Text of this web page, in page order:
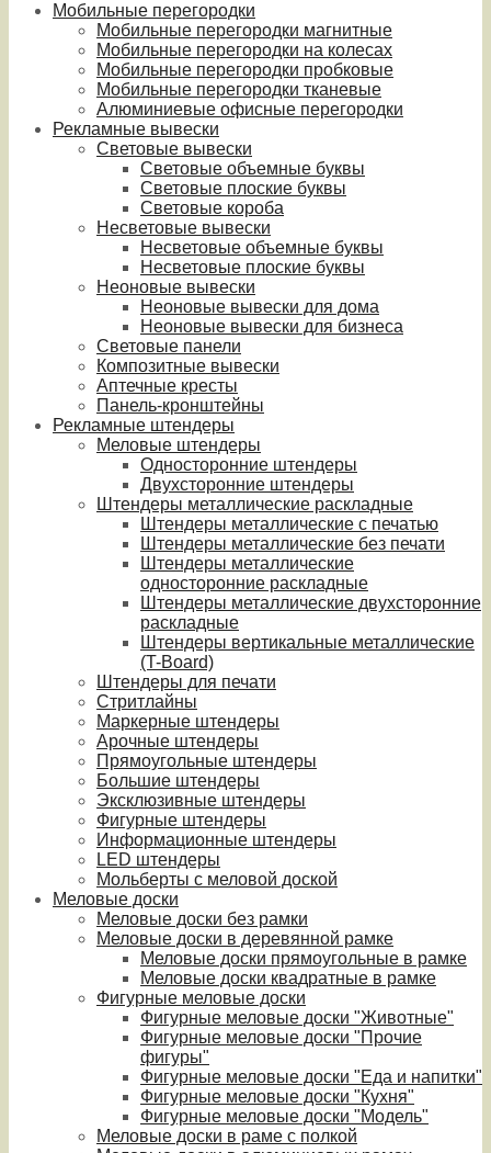
Мобильные перегородки
Мобильные перегородки магнитные
Мобильные перегородки на колесах
Мобильные перегородки пробковые
Мобильные перегородки тканевые
Алюминиевые офисные перегородки
Рекламные вывески
Световые вывески
Световые объемные буквы
Световые плоские буквы
Световые короба
Несветовые вывески
Несветовые объемные буквы
Несветовые плоские буквы
Неоновые вывески
Неоновые вывески для дома
Неоновые вывески для бизнеса
Световые панели
Композитные вывески
Аптечные кресты
Панель-кронштейны
Рекламные штендеры
Меловые штендеры
Односторонние штендеры
Двухсторонние штендеры
Штендеры металлические раскладные
Штендеры металлические с печатью
Штендеры металлические без печати
Штендеры металлические
односторонние раскладные
Штендеры металлические двухсторонние
раскладные
Штендеры вертикальные металлические
(T-Board)
Штендеры для печати
Стритлайны
Маркерные штендеры
Арочные штендеры
Прямоугольные штендеры
Большие штендеры
Эксклюзивные штендеры
Фигурные штендеры
Информационные штендеры
LED штендеры
Мольберты с меловой доской
Меловые доски
Меловые доски без рамки
Меловые доски в деревянной рамке
Меловые доски прямоугольные в рамке
Меловые доски квадратные в рамке
Фигурные меловые доски
Фигурные меловые доски "Животные"
Фигурные меловые доски "Прочие
фигуры"
Фигурные меловые доски "Еда и напитки"
Фигурные меловые доски "Кухня"
Фигурные меловые доски "Модель"
Меловые доски в раме с полкой